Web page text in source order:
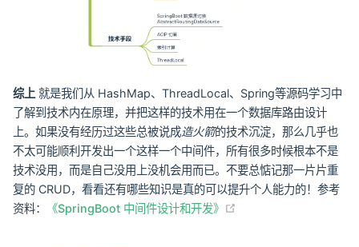
综上 就是我们从 HashMap、ThreadLocal、Spring等源码学习中
了解到技术内在原理，并把这样的技术用在一个数据库路由设计
上。如果没有经历过这些总被说成造火箭的技术沉淀，那么几乎也
不太可能顺利开发出一个这样一个中间件，所有很多时候根本不是
技术没用，而是自己没用上没机会用而已。不要总惦记那一片片重
复的 CRUD，看看还有哪些知识是真的可以提升个人能力的！参考
资料：
《SpringBoot 中间件设计和开发》